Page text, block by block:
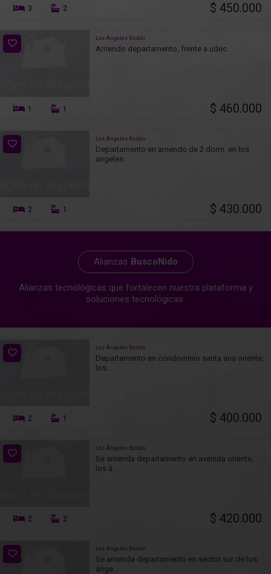
3 2 $ 450.000
Los Ángeles Biobío
Arriendo departamento, frente a udec
1 1 $ 460.000
Los Ángeles Biobío
Departamento en arriendo de 2 dorm. en los
angeles
2 1 $ 430.000
Alianzas BuscoNido
Alianzas tecnológicas que fortalecen nuestra plataforma y
soluciones tecnológicas.
Los Ángeles Biobío
Departamento en condominio santa ana oriente,
los...
2 1 $ 400.000
Los Ángeles Biobío
Se arrienda departamento en avenida oriente,
los á...
2 2 $ 420.000
Los Ángeles Biobío
Se arrienda departamento en sector sur de los
ánge...